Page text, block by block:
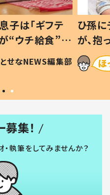
子は「ギフテ
“ウチ給食”を
は #令和の親
とせなNEWS編集部
ひ孫
が、
「涙が
い」
集！
執筆をしてみませんか？